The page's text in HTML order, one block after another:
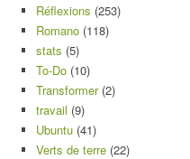
Réflexions (253)
Romano (118)
stats (5)
To-Do (10)
Transformer(2)
travail (9)
Ubuntu (41)
Verts de terre (22)